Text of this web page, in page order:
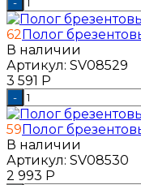
62Полог
В наличии
Артикул: SV08529
3 591 Р
-
59Полог
В наличии
Артикул: SV08530
2 993 Р